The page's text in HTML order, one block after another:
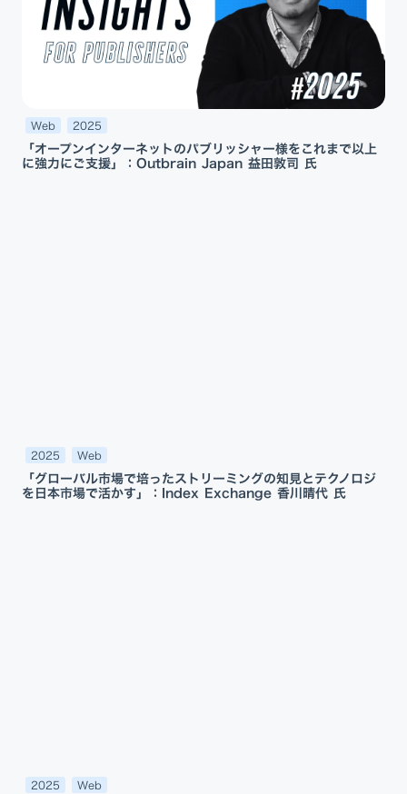
Web 2025
「オープンインターネットのパブリッシャー様をこれまで以上
に強力にご支援」：Outbrain Japan 益田敦司 氏
2025 Web
「グローバル市場で培ったストリーミングの知見とテクノロジ
を日本市場で活かす」：Index Exchange 香川晴代 氏
2025 Web